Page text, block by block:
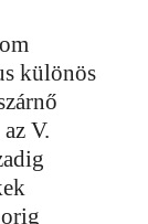
különös
V.